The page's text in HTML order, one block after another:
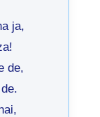
ja,
de,